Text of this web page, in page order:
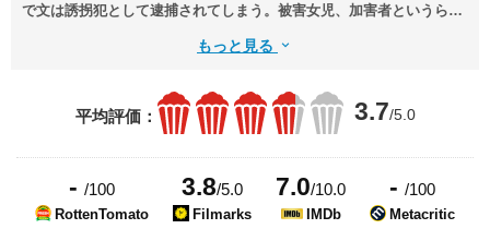
で文は誘拐犯として逮捕されてしまう。被害女児、加害者というらく
もっと見る
平均評価： 3.7/5.0
- /100
RottenTomato
3.8/5.0
Filmarks
7.0/10.0
IMDb
- /100
Metacritic